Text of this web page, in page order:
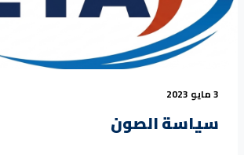
3 مايو 2023
سياسة الصون